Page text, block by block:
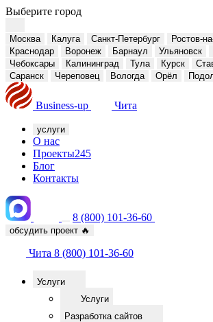
Выберите город
Москва Калуга Санкт-Петербург Ростов-
Краснодар
Воронеж Барнаул Ульяновск
Чебоксары
Калининград Тула Курск
Саранск
Череповец Вологда Орёл
Business-up Чита
услуги
О нас
Проекты245
Блог
Контакты
8 (800) 101-36-60
обсудить проект 🔥
Чита 8 (800) 101-36-60
Услуги
Услуги
Разработка сайтов